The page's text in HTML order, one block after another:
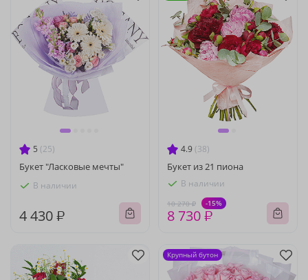
5 (25)
Букет "Ласковые мечты"
В наличии
4 430 ₽
4.9 (38)
Букет из 21 пиона
В наличии
10 270 ₽ -15%
8 730 ₽
Крупный бутон